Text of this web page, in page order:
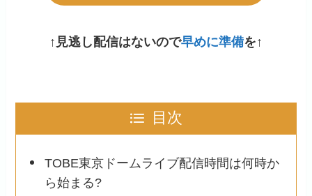
↑見逃し配信はないので早めに準備を↑
目次
TOBE東京ドームライブ配信時間は何時か
ら始まる?